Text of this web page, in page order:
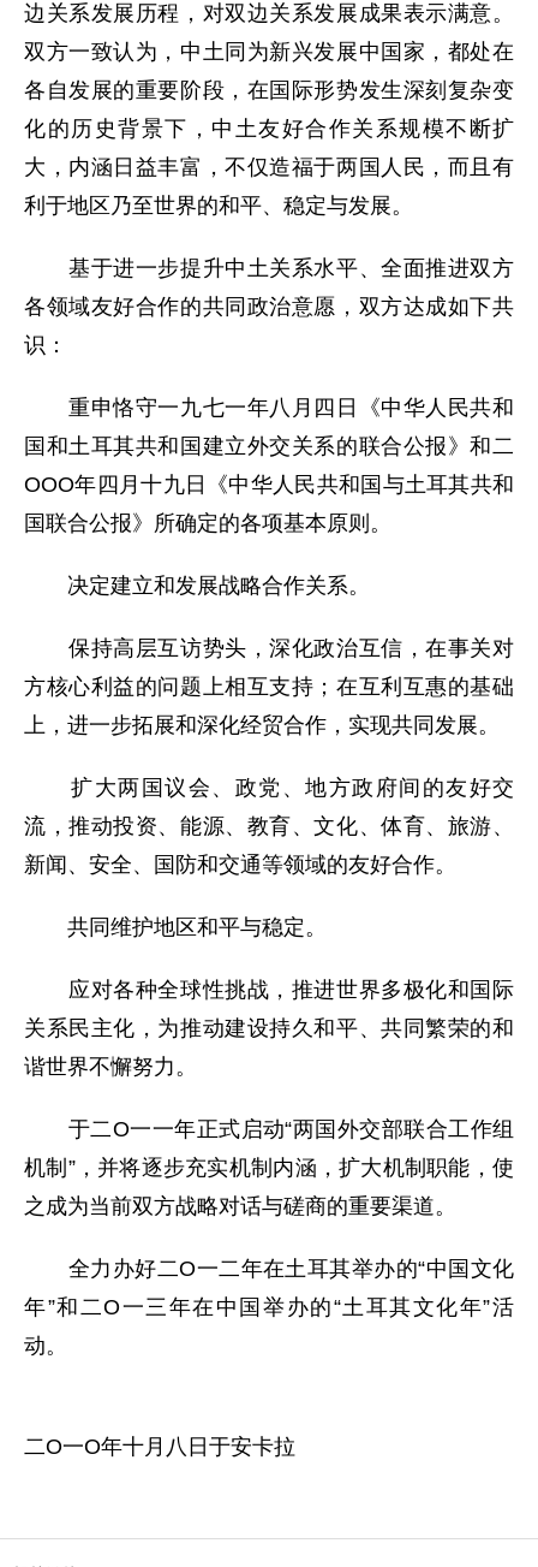
边关系发展历程，对双边关系发展成果表示满意。
双方一致认为，中土同为新兴发展中国家，都处在
各自发展的重要阶段，在国际形势发生深刻复杂变
化的历史背景下，中土友好合作关系规模不断扩
大，内涵日益丰富，不仅造福于两国人民，而且有
利于地区乃至世界的和平、稳定与发展。
基于进一步提升中土关系水平、全面推进双方
各领域友好合作的共同政治意愿，双方达成如下共
识：
重申恪守一九七一年八月四日《中华人民共和
国和土耳其共和国建立外交关系的联合公报》和二
OOO年四月十九日《中华人民共和国与土耳其共和
国联合公报》所确定的各项基本原则。
决定建立和发展战略合作关系。
保持高层互访势头，深化政治互信，在事关对
方核心利益的问题上相互支持；在互利互惠的基础
上，进一步拓展和深化经贸合作，实现共同发展。
扩大两国议会、政党、地方政府间的友好交
流，推动投资、能源、教育、文化、体育、旅游、
新闻、安全、国防和交通等领域的友好合作。
共同维护地区和平与稳定。
应对各种全球性挑战，推进世界多极化和国际
关系民主化，为推动建设持久和平、共同繁荣的和
谐世界不懈努力。
于二O一一年正式启动“两国外交部联合工作组
机制”，并将逐步充实机制内涵，扩大机制职能，使
之成为当前双方战略对话与磋商的重要渠道。
全力办好二O一二年在土耳其举办的“中国文化
年”和二O一三年在中国举办的“土耳其文化年”活
动。
二O一O年十月八日于安卡拉